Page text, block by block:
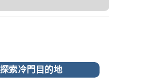
探索冷門目的地